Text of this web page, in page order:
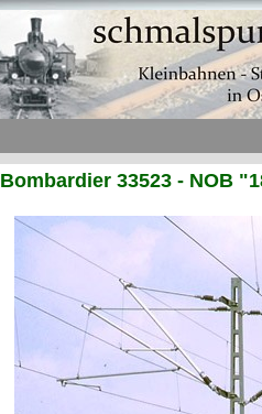
Bombardier 33523 - NOB